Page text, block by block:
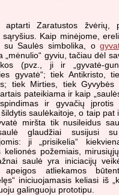
aptarti Zaratustos žvėrių,
sąryšius. Kaip minėjome,
su Saulės simbolika, o
„mėnulio“ gyviu, tačiau dėl
(pvz., ji ir „gyvatė-
gyvatė“; tiek Antikristo,
tiek Mirties, tiek Gyvybės
pateikiama ir kaip
ir gyvačių įprotis
saulėkaitoje, o taip pat
miršta tik nusileidus
glaudžiai susijusi su
ji „prisikelia“
kelionės požemiais,
saulė yra iniciacijų
apeigos atliekamos
iniciuojamasis keliasi iš
galinguoju prototipu.